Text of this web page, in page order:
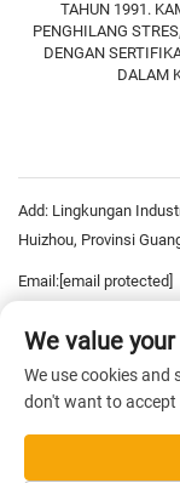
TAHUN 1991.
PENGHILANG
DENGAN
DALAM
Add: Lingkungan
Huizhou, Provinsi
Email: [email protected]
+86-752-6893669
We value
We use cookies and
don't want to accept